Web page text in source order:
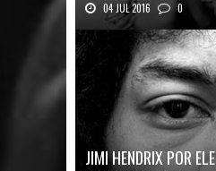
04 JUL 2016 0
Robert Plant, o vocalista
JIMI HENDRIX POR